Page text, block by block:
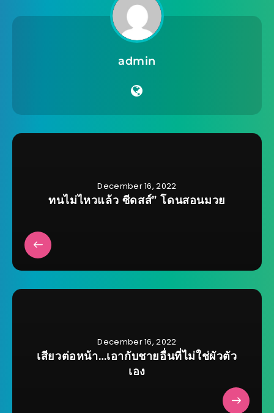
admin
December 16, 2022
ทนไม่ไหวแล้ว ซีดสส์” โดนสอนมวย
December 16, 2022
เสียวต่อหน้า…เอากับชายอื่นที่ไม่ใช่ผัวตัว
เอง